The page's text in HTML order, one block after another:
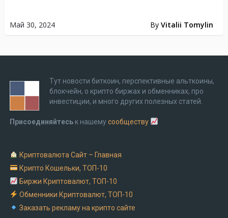
Май 30, 2024 By Vitalii Tomylin
Тут новости биткоин, перспективные альткоины,
блокчейн, о крипто биржах и обменниках, про
инвестиции, и много других полезных статей.
Присоединяйтесь к нашемусообществу
Криптовалюта Cайт – Главная
Крипто Кошельки, ТОП-10
Биржи Криптовалют, ТОП-10
Обменники Криптовалют, ТОП-10
Заказать рекламу на крипто сайте